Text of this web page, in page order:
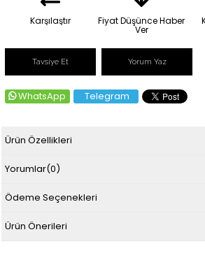
Karşılaştır Fiyat Düşünce Haber
Ver
Tavsiye Et Yorum Yaz
WhatsApp Telegram
Ürün Özellikleri
Yorumlar(0)
Ödeme Seçenekleri
Ürün Önerileri